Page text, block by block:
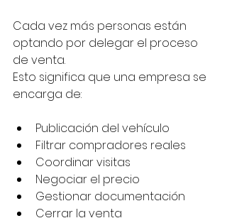
Cada vez más personas están
optando por delegar el proceso
de venta.
Esto significa que una empresa se
encarga de:
Publicación del vehículo
Filtrar compradores reales
Coordinar visitas
Negociar el precio
Gestionar documentación
Cerrar la venta